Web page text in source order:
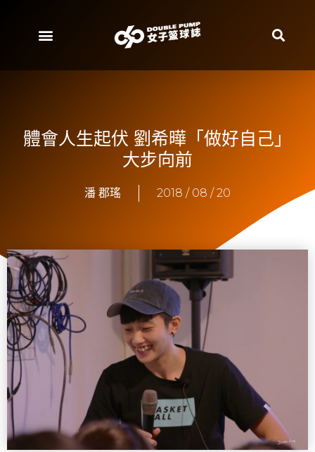
體會人生起伏 劉希曄「做好自己」
大步向前
潘 郡瑤 2018 / 08 / 20